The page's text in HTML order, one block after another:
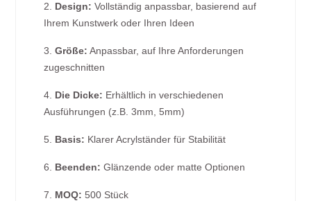
2. Design: Vollständig anpassbar, basierend auf
Ihrem Kunstwerk oder Ihren Ideen
3.Größe: Anpassbar, auf Ihre Anforderungen
zugeschnitten
4. Die Dicke: Erhältlich in verschiedenen
Ausführungen (z.B. 3mm, 5mm)
5. Basis: Klarer Acrylständer für Stabilität
6. Beenden: Glänzende oder matte Optionen
7. MOQ: 500 Stück